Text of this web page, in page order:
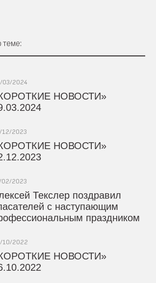
теме:
03/2024
НОВОСТИ»
12/2023
НОВОСТИ»
02/2023
Текслер поздравил
с наступающим
праздником
10/2022
НОВОСТИ»